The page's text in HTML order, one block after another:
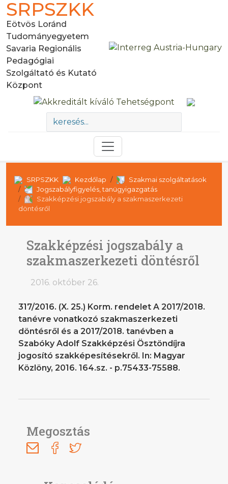
SRPSZKK
Eötvös Loránd
Tudományegyetem
Savaria Regionális
Pedagógiai
Szolgáltató és Kutató
Központ
SRPSZKK Kezdőlap
Szakmai szolgáltatások
Jogszabályfigyelés, tanügyigazgatás
Szakképzési jogszabály a szakmaszerkezeti
döntésről
Szakképzési jogszabály a
szakmaszerkezeti döntésről
2016. október 26.
317/2016. (X. 25.) Korm. rendelet A 2017/2018.
tanévre vonatkozó szakmaszerkezeti
döntésről és a 2017/2018. tanévben a
Szabóky Adolf Szakképzési Ösztöndíjra
jogosító szakképesítésekről. In: Magyar
Közlöny, 2016. 164.sz. - p.75433-75588.
Megosztás